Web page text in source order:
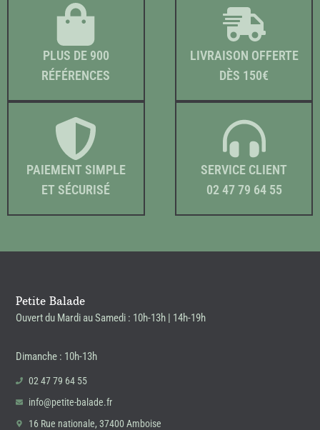
PLUS DE 900
RÉFÉRENCES
LIVRAISON OFFERTE
DÈS 150€
PAIEMENT SIMPLE
ET SÉCURISÉ
SERVICE CLIENT
02 47 79 64 55
Petite Balade
Ouvert du Mardi au Samedi : 10h-13h | 14h-19h
Dimanche : 10h-13h
02 47 79 64 55
info@petite-balade.fr
16 Rue nationale, 37400 Amboise